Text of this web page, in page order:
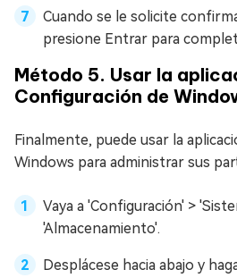
Cuando se le solicite
presione Entrar para
Método 5. Usar la
Configuración de
Finalmente, puede usar la
Windows para administrar sus
Vaya a 'Configuración' >
'Almacenamiento'.
Desplácese hacia abajo y